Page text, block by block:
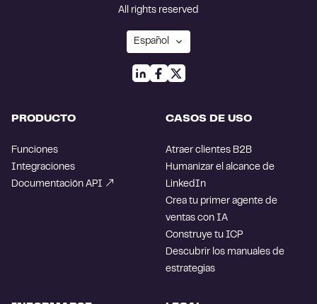
All rights reserved
PRODUCTO
Funciones
Integraciones
Documentación API
CASOS DE USO
Atraer clientes B2B
Humanizar el alcance de
LinkedIn
Crea tu primer agente de
ventas con IA
Construye tu ICP
Descubrir los manuales de
estrategias